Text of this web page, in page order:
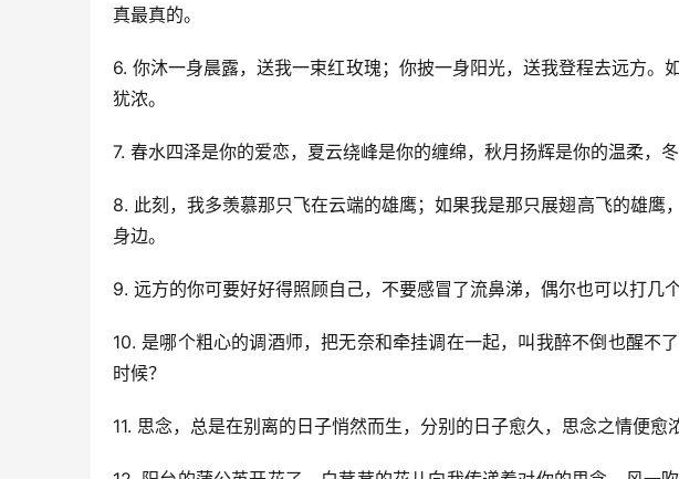
真最真的。
6. 你沐一身晨露，送我一束红玫瑰；你披一身阳光，送我登程去远方。
犹浓。
7. 春水四泽是你的爱恋，夏云绕峰是你的缠绵，秋月扬辉是你的温柔，冬
8. 此刻，我多羡慕那只飞在云端的雄鹰；如果我是那只展翅高飞的雄鹰
身边。
9. 远方的你可要好好得照顾自己，不要感冒了流鼻涕，偶尔也可以打几
10. 是哪个粗心的调酒师，把无奈和牵挂调在一起，叫我醉不倒也醒不
时候？
11. 思念，总是在别离的日子悄然而生，分别的日子愈久，思念之情便愈